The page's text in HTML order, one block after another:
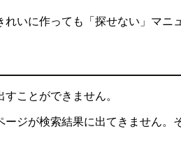
いに作っても「探せない」マニ
ことができません。
ジが検索結果に出てきません。